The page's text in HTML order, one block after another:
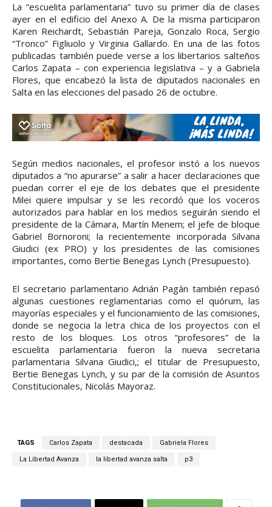
La “escuelita parlamentaria” tuvo su primer día de clases
ayer en el edificio del Anexo A. De la misma participaron
Karen Reichardt, Sebastián Pareja, Gonzalo Roca, Sergio
“Tronco” Figliuolo y Virginia Gallardo. En una de las fotos
publicadas también puede verse a los libertarios salteños
Carlos Zapata – con experiencia legislativa – y a Gabriela
Flores, que encabezó la lista de diputados nacionales en
Salta en las elecciones del pasado 26 de octubre.
Según medios nacionales, el profesor instó a los nuevos
diputados a “no apurarse” a salir a hacer declaraciones que
puedan correr el eje de los debates que el presidente
Milei quiere impulsar y se les recordó que los voceros
autorizados para hablar en los medios seguirán siendo el
presidente de la Cámara, Martín Menem; el jefe de bloque
Gabriel Bornoroni; la recientemente incorporada Silvana
Giudici (ex PRO) y los presidentes de las comisiones
importantes, como Bertie Benegas Lynch (Presupuesto).
El secretario parlamentario Adrián Pagán también repasó
algunas cuestiones reglamentarias como el quórum, las
mayorías especiales y el funcionamiento de las comisiones,
donde se negocia la letra chica de los proyectos con el
resto de los bloques. Los otros “profesores” de la
escuelita parlamentaria fueron la nueva secretaria
parlamentaria Silvana Giudici,; el titular de Presupuesto,
Bertie Benegas Lynch, y su par de la comisión de Asuntos
Constitucionales, Nicolás Mayoraz.
TAGS Carlos Zapata destacada Gabriela Flores
La Libertad Avanza la libertad avanza salta p3